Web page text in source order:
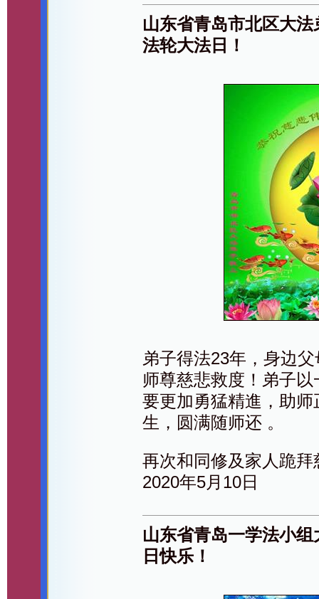
山东省青岛市北区大
法轮大法日！
弟子得法23年，身边
师尊慈悲救度！弟子
要更加勇猛精進，助
生，圆满随师还 。
再次和同修及家人跪
2020年5月10日
山东省青岛一学法小
日快乐！